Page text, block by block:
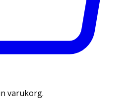
varukorg.